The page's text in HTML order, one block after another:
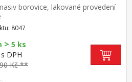
borovice, lakované provedení
8047
> 5 ks
s DPH
Kč **